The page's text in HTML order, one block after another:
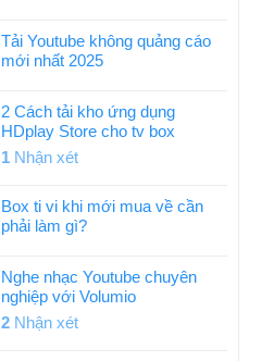
Tải Youtube không quảng cáo
mới nhất 2025
2 Cách tải kho ứng dụng
HDplay Store cho tv box
1 Nhận xét
Box ti vi khi mới mua về cần
phải làm gì?
Nghe nhạc Youtube chuyên
nghiệp với Volumio
2 Nhận xét